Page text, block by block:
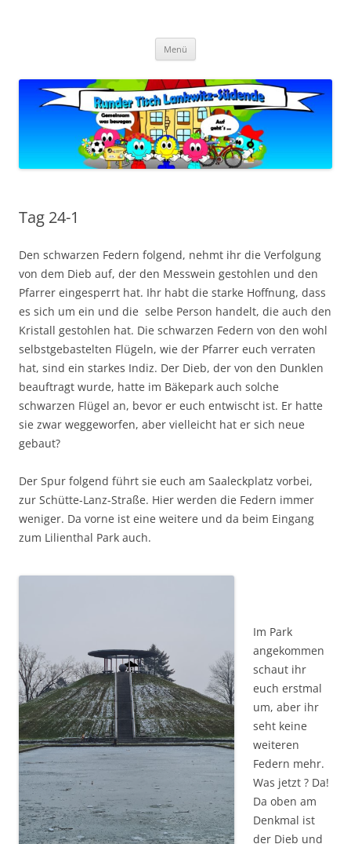
Menü
Tag 24-1
Den schwarzen Federn folgend, nehmt ihr die Verfolgung
von dem Dieb auf, der den Messwein gestohlen und den
Pfarrer eingesperrt hat. Ihr habt die starke Hoffnung, dass
es sich um ein und die selbe Person handelt, die auch den
Kristall gestohlen hat. Die schwarzen Federn von den wohl
selbstgebastelten Flügeln, wie der Pfarrer euch verraten
hat, sind ein starkes Indiz. Der Dieb, der von den Dunklen
beauftragt wurde, hatte im Bäkepark auch solche
schwarzen Flügel an, bevor er euch entwischt ist. Er hatte
sie zwar weggeworfen, aber vielleicht hat er sich neue
gebaut?
Der Spur folgend führt sie euch am Saaleckplatz vorbei,
zur Schütte-Lanz-Straße. Hier werden die Federn immer
weniger. Da vorne ist eine weitere und da beim Eingang
zum Lilienthal Park auch.
Im Park
angekommen
schaut ihr
euch erstmal
um, aber ihr
seht keine
weiteren
Federn mehr.
Was jetzt ? Da!
Da oben am
Denkmal ist
der Dieb und